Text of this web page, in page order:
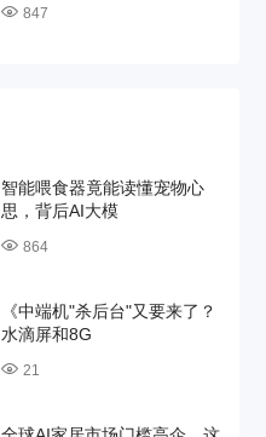
847
智能喂食器竟能读懂宠物心
思，背后AI大模
864
《中端机"杀后台"又要来了？
水滴屏和8G
21